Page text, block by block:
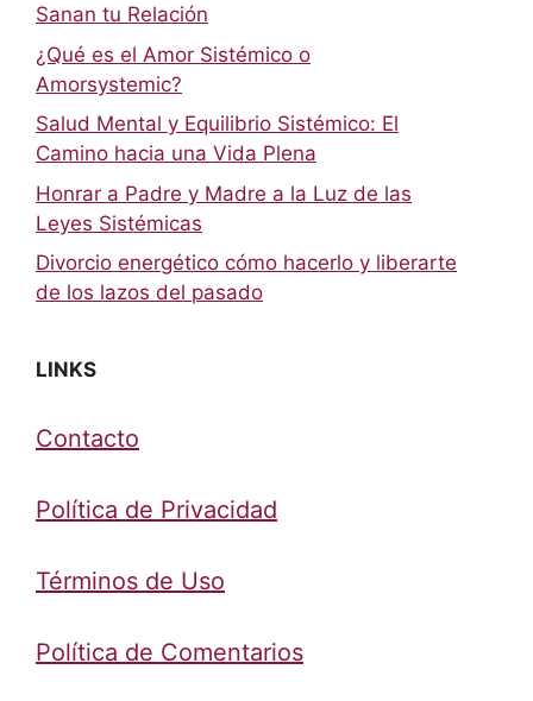
Sanan tu Relación
¿Qué es el Amor Sistémico o
Amorsystemic?
Salud Mental y Equilibrio Sistémico: El
Camino hacia una Vida Plena
Honrar a Padre y Madre a la Luz de las
Leyes Sistémicas
Divorcio energético cómo hacerlo y liberarte
de los lazos del pasado
LINKS
Contacto
Política de Privacidad
Términos de Uso
Política de Comentarios